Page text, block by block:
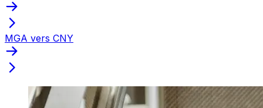
MGA vers CNY